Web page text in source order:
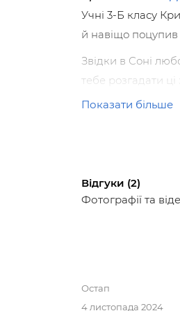
Учні 3-Б класу
й навіщо
Звідки в Соні
тебе розгадати
Подарунок—
що ти знаєш
Видання увійшло
Дипломантка
Показати більше
Відгуки (2)
Фотографії та
Остап
4 листопада 2024